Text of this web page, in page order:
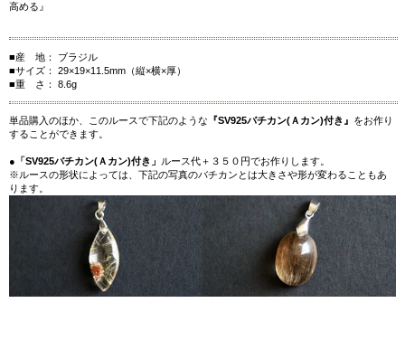
高める』
■産 地： ブラジル
■サイズ： 29×19×11.5mm（縦×横×厚）
■重 さ： 8.6g
単品購入のほか、このルースで下記のような 『SV925バチカン(Ａカン)付き』 をお作り
することができます。
● 「SV925バチカン(Ａカン)付き」 ルース代＋３５０円でお作りします。
※ルースの形状によっては、下記の写真のバチカンとは大きさや形が変わることもあ
ります。